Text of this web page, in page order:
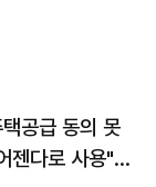
공급 동의 못
젠다로 사용"